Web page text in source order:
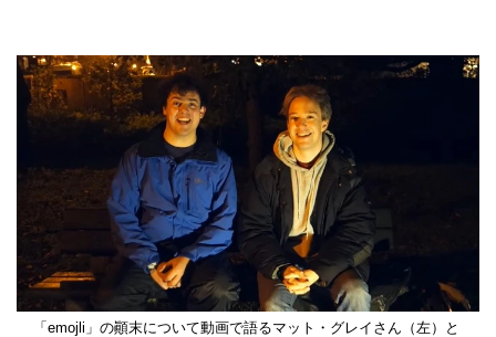
「emojli」の顚末について動画で語るマット・グレイさん（左）と